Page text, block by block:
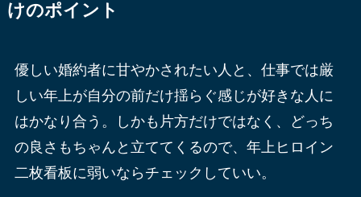
けのポイント
優しい婚約者に甘やかされたい人と、仕事では厳
しい年上が自分の前だけ揺らぐ感じが好きな人に
はかなり合う。しかも片方だけではなく、どっち
の良さもちゃんと立ててくるので、年上ヒロイン
二枚看板に弱いならチェックしていい。